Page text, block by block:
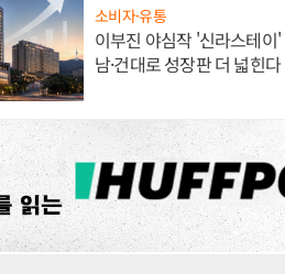
소비자·유통
이부진 야심작 '신라스테이'
남·건대로 성장판 더 넓힌다